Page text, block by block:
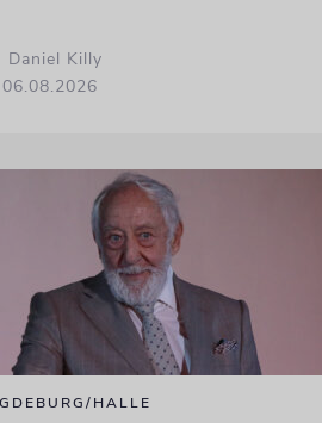
Daniel Killy
06.08.2026
HALLE